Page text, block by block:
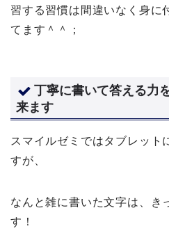
習する習慣は間違いなく身に
てます＾＾；
丁寧に書いて答える力
来ます
スマイルゼミではタブレット
すが、
なんと雑に書いた文字は、き
す！